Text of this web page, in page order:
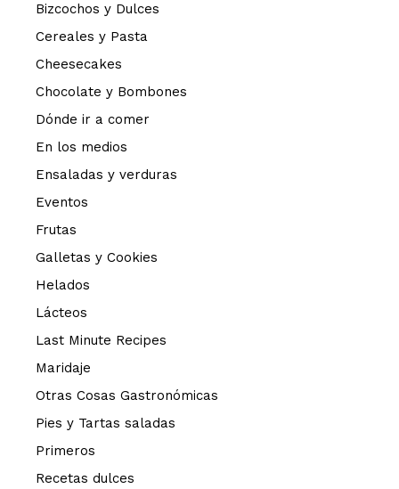
Bizcochos y Dulces
Cereales y Pasta
Cheesecakes
Chocolate y Bombones
Dónde ir a comer
En los medios
Ensaladas y verduras
Eventos
Frutas
Galletas y Cookies
Helados
Lácteos
Last Minute Recipes
Maridaje
Otras Cosas Gastronómicas
Pies y Tartas saladas
Primeros
Recetas dulces